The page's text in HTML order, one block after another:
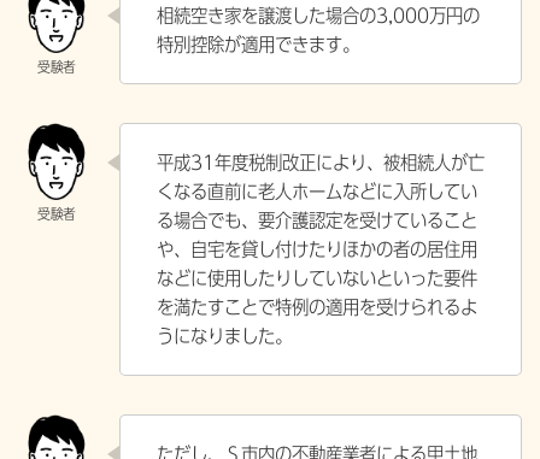
相続空き家を譲渡した場合の3,000万円の
特別控除が適用できます。
平成31年度税制改正により、被相続人が亡
くなる直前に老人ホームなどに入所してい
る場合でも、要介護認定を受けていること
や、自宅を貸し付けたりほかの者の居住用
などに使用したりしていないといった要件
を満たすことで特例の適用を受けられるよ
うになりました。
ただし、Ｓ市内の不動産業者による甲土地